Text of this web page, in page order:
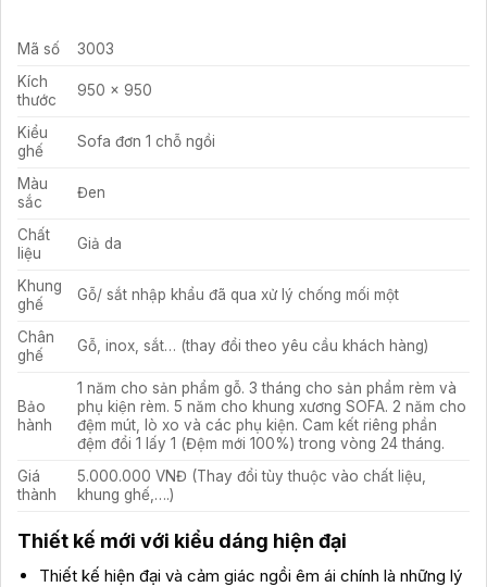
Mã số
3003
Kích
thước
950 x 950
Kiểu
ghế
Sofa đơn 1 chỗ ngồi
Màu
sắc
Đen
Chất
liệu
Giả da
Khung
ghế
Gỗ/ sắt nhập khẩu đã qua xử lý chống mối một
Chân
ghế
Gỗ, inox, sắt… (thay đổi theo yêu cầu khách hàng)
Bảo
hành
1 năm cho sản phẩm gỗ. 3 tháng cho sản phẩm rèm và
phụ kiện rèm. 5 năm cho khung xương SOFA. 2 năm cho
đệm mút, lò xo và các phụ kiện. Cam kết riêng phần
đệm đổi 1 lấy 1 (Đệm mới 100%) trong vòng 24 tháng.
Giá
thành
5.000.000 VNĐ (Thay đổi tùy thuộc vào chất liệu,
khung ghế,….)
Thiết kế mới với kiểu dáng hiện đại
Thiết kế hiện đại và cảm giác ngồi êm ái chính là những lý